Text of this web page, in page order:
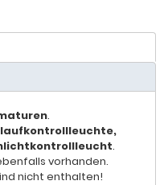
.
.
vorhanden.
nicht enthalten!